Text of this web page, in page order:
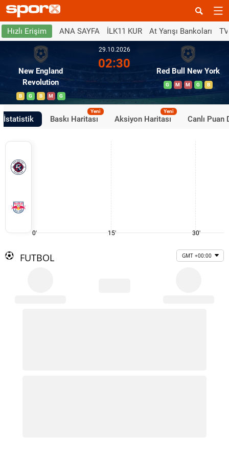
Hızlı Erişim ANA SAYFA İLK11 KUR At Yarışı Bankoları
New England
Revolution
B G B M G
29.10.2026
02:30
Red Bull New York
G M M G B
İstatistik Baskı Haritası
Yeni
Aksiyon Haritası
Yeni
Canlı Puan
0' 15' 30'
FUTBOL GMT +00:00